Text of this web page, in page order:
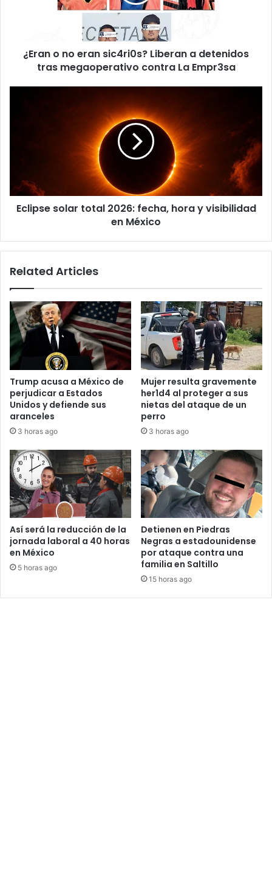
megaoperativo
¿Eran o no eran sic4ri0s? Liberan a detenidos
tras megaoperativo contra La Empr3sa
visibilidad
en
México
Eclipse solar total 2026: fecha, hora y visibilidad
en México
Related Articles
Trump acusa a México de
perjudicar a Estados
Unidos y defiende sus
aranceles
3 horas ago
Mujer resulta gravemente
her1d4 al proteger a sus
nietas del ataque de un
perro
3 horas ago
Así será la reducción de la
jornada laboral a 40 horas
en México
5 horas ago
Detienen en Piedras
Negras a estadounidense
por ataque contra una
familia en Saltillo
15 horas ago